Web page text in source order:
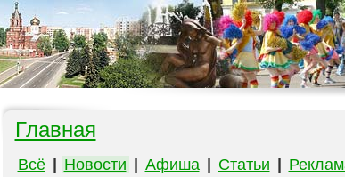
Главная
Всё Новости Афиша Статьи